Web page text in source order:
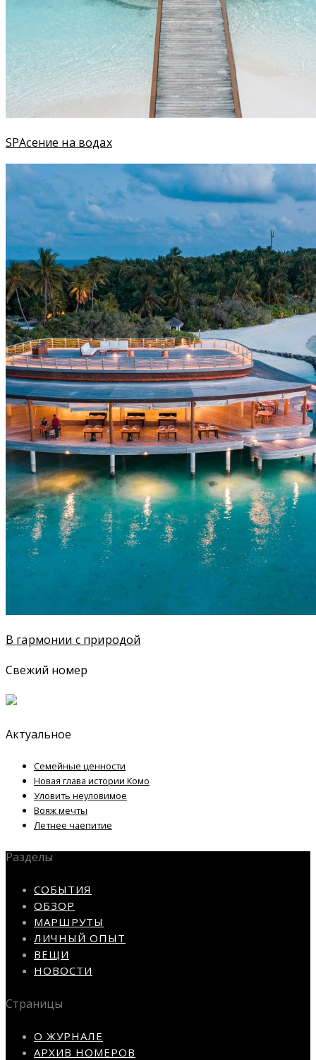
SPAсение на водах
В гармонии с природой
Свежий номер
Актуальное
Семейные ценности
Новая глава истории Комо
Уловить неуловимое
Вояж мечты
Летнее чаепитие
Разделы
СОБЫТИЯ
ОБЗОР
МАРШРУТЫ
ЛИЧНЫЙ ОПЫТ
ВЕЩИ
НОВОСТИ
Страницы
О ЖУРНАЛЕ
АРХИВ НОМЕРОВ